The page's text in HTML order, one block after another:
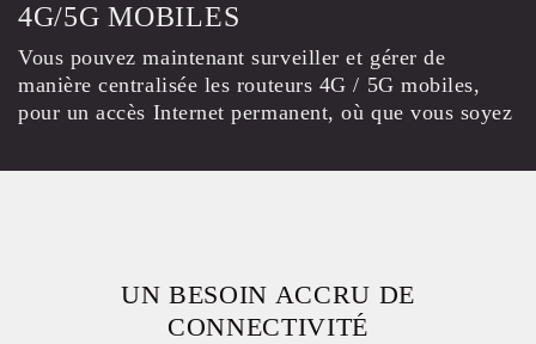
4G/5G MOBILES
Vous pouvez maintenant surveiller et gérer de
manière centralisée les routeurs 4G / 5G mobiles,
pour un accès Internet permanent, où que vous soyez
UN BESOIN ACCRU DE
CONNECTIVITÉ